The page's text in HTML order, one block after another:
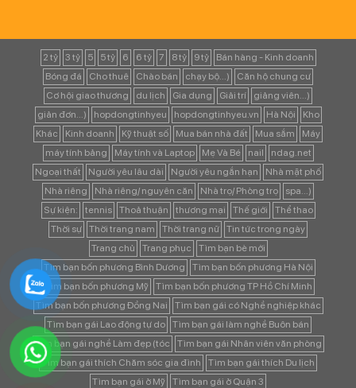
2 tỷ 3 tỷ 5 5 tỷ 6 6 tỷ 7 8 tỷ 9 tỷ
Bán hàng - Kinh doanh
Bóng đá
Cho thuê Chào bán chạy bộ...)
Căn hộ chung cư
Cơ hội giao thương
du lịch Gia dụng Giải trí
giảng viên...)
giản đơn...)
hopdongtinhyeu hopdongtinhyeu.vn Hà Nội
Kho
Khác
Kinh doanh Kỹ thuật số Mua bán nhà đất Mua sắm
Máy
máy tính bảng
Máy tính và Laptop Mẹ Và Bé nail
ndag.net
Ngoại thất
Người yêu lâu dài Người yêu ngắn hạn
Nhà mặt phố
Nhà riêng
Nhà riêng/ nguyên căn Nhà trọ/ Phòng trọ
spa...)
Sự kiện:
tennis Thoả thuận thương mại Thế giới
Thể thao
Thời sự
Thời trang nam Thời trang nữ
Tin tức trong ngày
Trang chủ
Trang phục
Tìm bạn bè mới
Tìm bạn bốn phương Bình Dương
Tìm bạn bốn phương Hà Nội
Tìm bạn bốn phương Mỹ
Tìm bạn bốn phương TP Hồ Chí Minh
Tìm bạn bốn phương Đồng Nai
Tìm bạn gái có Nghề nghiệp khác
Tìm bạn gái Lao động tự do
Tìm bạn gái làm nghề Buôn bán
Tìm bạn gái nghề Làm đẹp (tóc
Tìm bạn gái Nhân viên văn phòng
Tìm bạn gái thích Chăm sóc gia đình
Tìm bạn gái thích Du lịch
Tìm bạn gái ở Mỹ
Tìm bạn gái ở Quận 3